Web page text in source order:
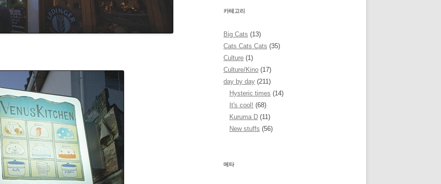
카테고리
Big Cats (13)
Cats Cats Cats (35)
Culture (1)
Culture/Kino (17)
day by day (211)
Hysteric times (14)
It's cool! (68)
Kuruma D (11)
New stuffs (56)
메타